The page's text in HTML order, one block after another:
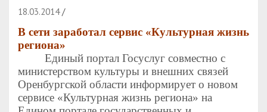
18.03.2014
В сети заработал сервис «Культурная жизнь
региона»
Единый портал Госуслуг совместно с
министерством культуры и внешних связей
Оренбургской области информирует о новом
сервисе «Культурная жизнь региона» на